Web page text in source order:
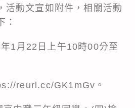
活動文宣如附件，相關活動
：
1月22日上午10時00分至
reurl.cc/GK1mGv。